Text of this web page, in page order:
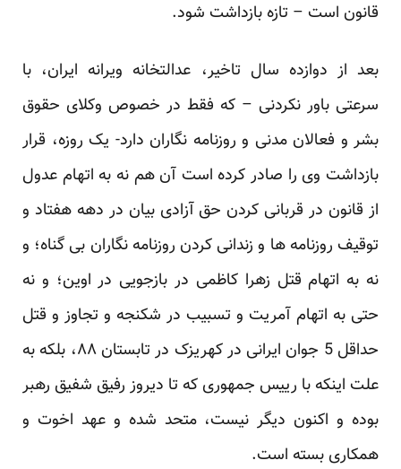
قانون است – تازه بازداشت شود.
بعد از دوازده سال تاخیر، عدالتخانه ویرانه ایران، با
سرعتی باور نکردنی – که فقط در خصوص وکلای حقوق
بشر و فعالان مدنی و روزنامه نگاران دارد- یک روزه، قرار
بازداشت وی را صادر کرده است آن هم نه به اتهام عدول
از قانون در قربانی کردن حق آزادی بیان در دهه هفتاد و
توقیف روزنامه ها و زندانی کردن روزنامه نگاران بی گناه؛ و
نه به اتهام قتل زهرا کاظمی در بازجویی در اوین؛ و نه
حتی به اتهام آمریت و تسبیب در شکنجه و تجاوز و قتل
حداقل 5 جوان ایرانی در کهریزک در تابستان ۸۸، بلکه به
علت اینکه با رییس جمهوری که تا دیروز رفیق شفیق رهبر
بوده و اکنون دیگر نیست، متحد شده و عهد اخوت و
همکاری بسته است.